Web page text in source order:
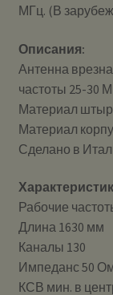
МГц. (В
Описания:
Антенна
частоты 25-30
Материал
Материал
Сделано в
Рабочие
Длина 1630 мм
Каналы 130
Импеданс 50
КСВ мин. в